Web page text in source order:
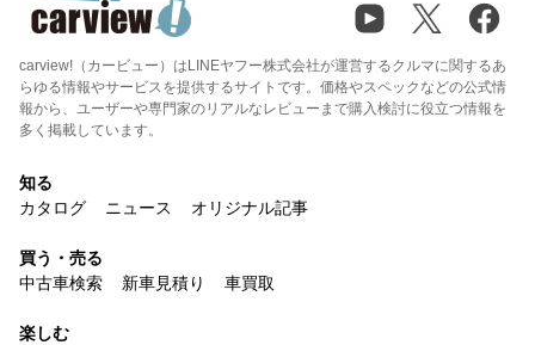
carview!（カービュー）はLINEヤフー株式会社が運営するクルマに関するあ
らゆる情報やサービスを提供するサイトです。価格やスペックなどの公式情
報から、ユーザーや専門家のリアルなレビューまで購入検討に役立つ情報を
多く掲載しています。
知る
カタログ
ニュース オリジナル記事
買う・売る
中古車検索
新車見積り 車買取
楽しむ